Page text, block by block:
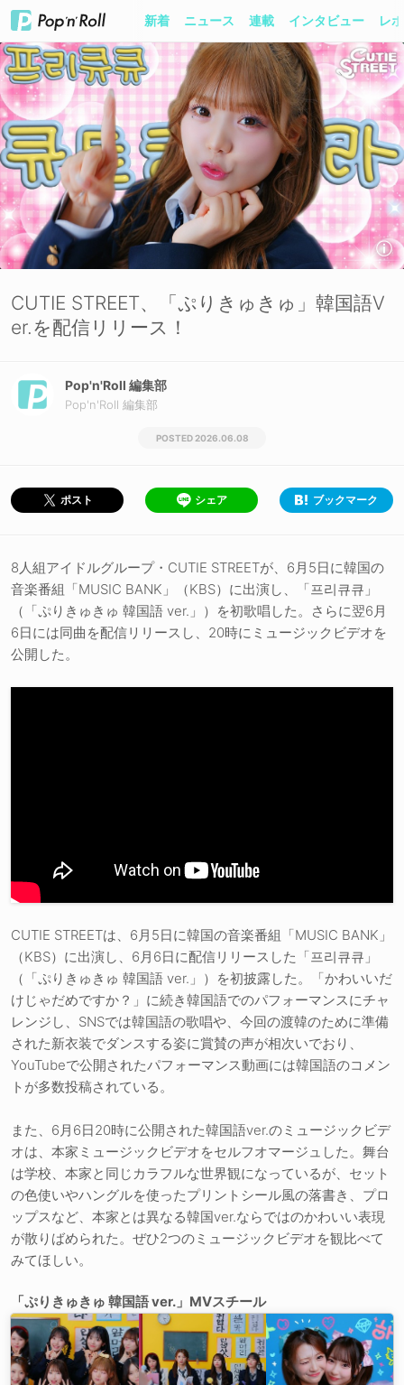
新着 ニュース 連載 インタビュー レ
CUTIE STREET、「ぷりきゅきゅ」韓国語V
er.を配信リリース！
Pop'n'Roll 編集部
Pop'n'Roll 編集部
2026.06.08
ポスト シェア ブックマーク
8人組アイドルグループ・CUTIE STREETが、6月5日に韓国の
音楽番組「MUSIC BANK」（KBS）に出演し、「프리큐큐」
（「ぷりきゅきゅ 韓国語 ver.」）を初歌唱した。さらに翌6月
6日には同曲を配信リリースし、20時にミュージックビデオを
公開した。
CUTIE STREETは、6月5日に韓国の音楽番組「MUSIC BANK」
（KBS）に出演し、6月6日に配信リリースした「프리큐큐」
（「ぷりきゅきゅ 韓国語 ver.」）を初披露した。「かわいいだ
けじゃだめですか？」に続き韓国語でのパフォーマンスにチャ
レンジし、SNSでは韓国語の歌唱や、今回の渡韓のために準備
された新衣装でダンスする姿に賞賛の声が相次いでおり、
YouTubeで公開されたパフォーマンス動画には韓国語のコメン
トが多数投稿されている。
また、6月6日20時に公開された韓国語ver.のミュージックビデ
オは、本家ミュージックビデオをセルフオマージュした。舞台
は学校、本家と同じカラフルな世界観になっているが、セット
の色使いやハングルを使ったプリントシール風の落書き、プロ
ップスなど、本家とは異なる韓国ver.ならではのかわいい表現
が散りばめられた。ぜひ2つのミュージックビデオを観比べて
みてほしい。
「ぷりきゅきゅ 韓国語 ver.」MVスチール